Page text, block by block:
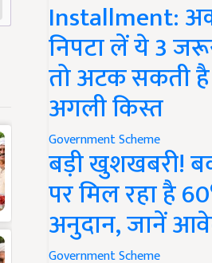
Installment:
निपटा लें ये 3
तो अटक सकती है
अगली किस्त
Government Scheme
बड़ी खुशखबरी!
पर मिल रहा है
अनुदान, जानें
Government Scheme